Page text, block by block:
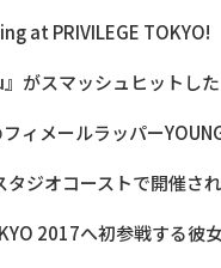
at PRIVILEGE TOKYO!
がスマッシュヒットした
ィメールラッパー
ジオコーストで開催さ
2017へ初参戦する彼